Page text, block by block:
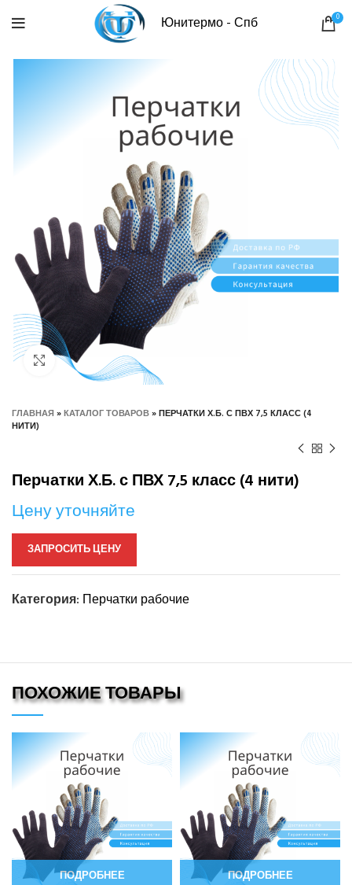
Юнитермо - Спб 0
Нажмите, чтобы увеличить
ГЛАВНАЯ»КАТАЛОГ ТОВАРОВ»ПЕРЧАТКИ Х.Б. С ПВХ 7,5 КЛАСС (4
НИТИ)
Перчатки Х.Б. с ПВХ 7,5 класс (4 нити)
Цену уточняйте
ЗАПРОСИТЬ ЦЕНУ
Категория: Перчатки рабочие
ПОХОЖИЕ ТОВАРЫ
ПОДРОБНЕЕ ПОДРОБНЕЕ